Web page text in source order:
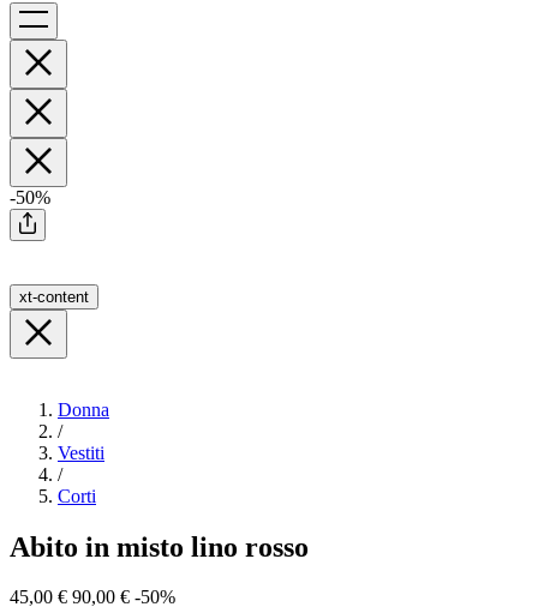
-50%
xt-content
Donna
/
Vestiti
/
Corti
Abito in misto lino rosso
45,00 € 90,00 € -50%